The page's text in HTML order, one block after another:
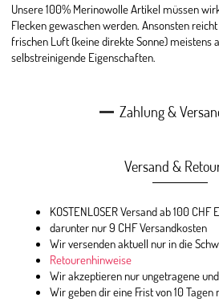
Unsere 100% Merinowolle Artikel müssen
Flecken gewaschen werden. Ansonsten
frischen Luft (keine direkte Sonne) meistens
selbstreinigende Eigenschaften.
Zahlung &
Versand &
KOSTENLOSER Versand ab 100
darunter nur 9 CHF Versandkosten
Wir versenden aktuell nur in die
Retourenhinweise
Wir akzeptieren nur ungetragene
Wir geben dir eine Frist von 10